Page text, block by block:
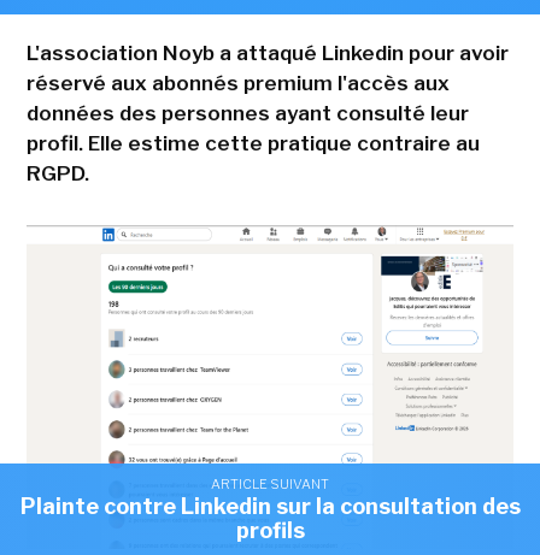
ARTICLE SUIVANT
Plainte contre Linkedin sur la consultation des
profils
L'association Noyb a attaqué Linkedin pour avoir
réservé aux abonnés premium l'accès aux
données des personnes ayant consulté leur
profil. Elle estime cette pratique contraire au
RGPD.